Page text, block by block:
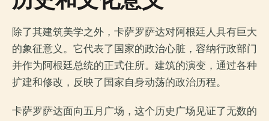
除了其建筑美学之外，卡萨罗萨达对阿根廷人具有巨大
的象征意义。它代表了国家的政治心脏，容纳行政部门
并作为阿根廷总统的正式住所。建筑的演变，通过各种
扩建和修改，反映了国家自身动荡的政治历程。
卡萨罗萨达面向五月广场，这个历史广场见证了无数的